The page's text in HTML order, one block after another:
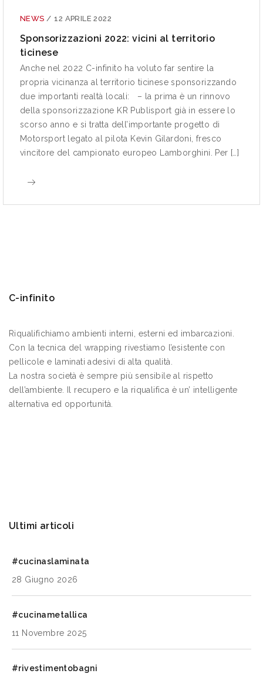
NEWS / 12 APRILE 2022
Sponsorizzazioni 2022: vicini al territorio
ticinese
Anche nel 2022 C-infinito ha voluto far sentire la
propria vicinanza al territorio ticinese sponsorizzando
due importanti realtà locali: – la prima è un rinnovo
della sponsorizzazione KR Publisport già in essere lo
scorso anno e si tratta dell’importante progetto di
Motorsport legato al pilota Kevin Gilardoni, fresco
vincitore del campionato europeo Lamborghini. Per […]
C-infinito
Riqualifichiamo ambienti interni, esterni ed imbarcazioni.
Con la tecnica del wrapping rivestiamo l’esistente con
pellicole e laminati adesivi di alta qualità.
La nostra società è sempre più sensibile al rispetto
dell’ambiente. Il recupero e la riqualifica è un’ intelligente
alternativa ed opportunità.
Ultimi articoli
#cucinaslaminata
28 Giugno 2026
#cucinametallica
11 Novembre 2025
#rivestimentobagni